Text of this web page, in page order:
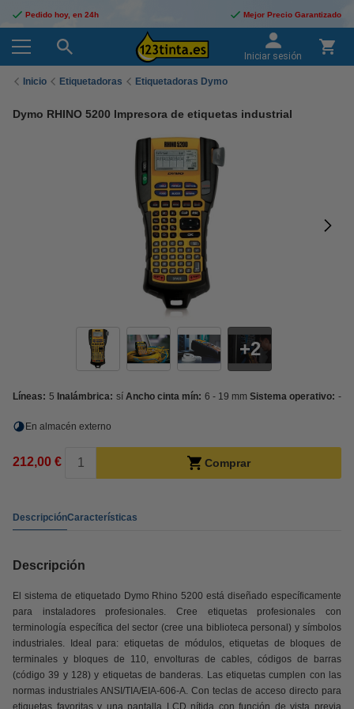
Pedido hoy, en 24h Mejor Precio Garantizado
Iniciar sesión
Inicio Etiquetadoras Etiquetadoras Dymo
Dymo RHINO 5200 Impresora de etiquetas industrial
2
Líneas: 5 Inalámbrica: sí Ancho cinta mín: 6 - 19 mm Sistema operativo: -
En almacén externo
212,00 € Comprar
DescripciónCaracterísticas
Descripción
El sistema de etiquetado Dymo Rhino 5200 está diseñado específicamente
para instaladores profesionales. Cree etiquetas profesionales con
terminología específica del sector (cree una biblioteca personal) y símbolos
industriales. Ideal para: etiquetas de módulos, etiquetas de bloques de
terminales y bloques de 110, envolturas de cables, códigos de barras
(código 39 y 128) y etiquetas de banderas. Las etiquetas cumplen con las
normas industriales ANSI/TIA/EIA-606-A. Con teclas de acceso directo para
etiquetas favoritas y una pantalla LCD nítida con función de vista previa